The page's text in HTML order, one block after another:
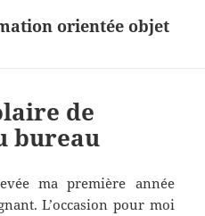
orientée objet
de
bureau
ma première année
L’occasion pour moi